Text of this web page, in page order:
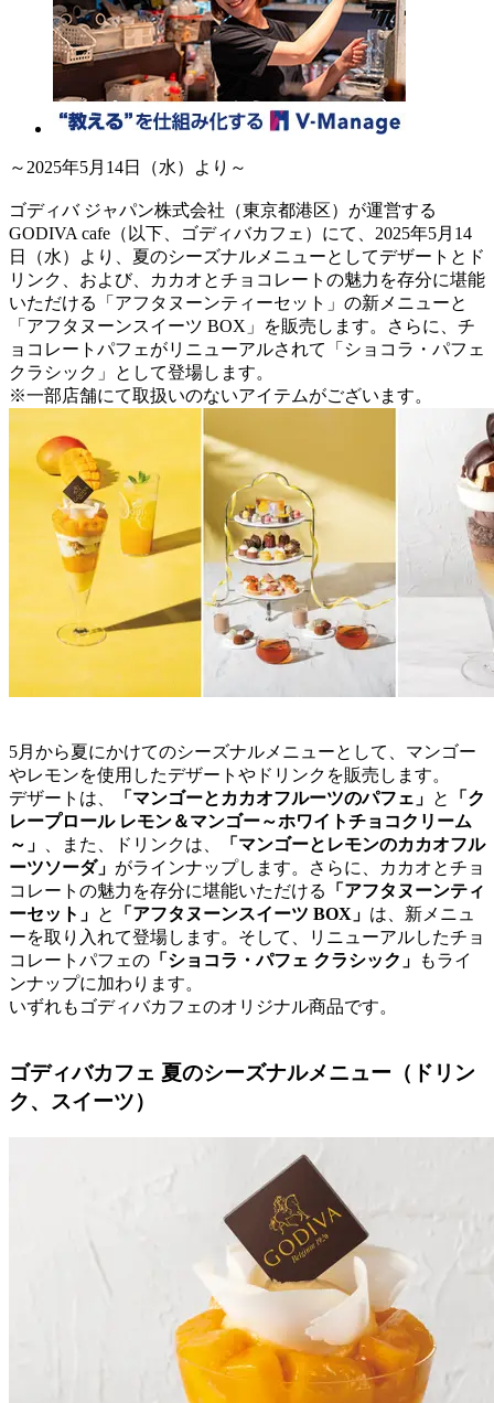
～2025年5月14日（水）より～
ゴディバ ジャパン株式会社（東京都港区）が運営する
GODIVA cafe（以下、ゴディバカフェ）にて、2025年5月14
日（水）より、夏のシーズナルメニューとしてデザートとド
リンク、および、カカオとチョコレートの魅力を存分に堪能
いただける「アフタヌーンティーセット」の新メニューと
「アフタヌーンスイーツ BOX」を販売します。さらに、チ
ョコレートパフェがリニューアルされて「ショコラ・パフェ
クラシック」として登場します。
※一部店舗にて取扱いのないアイテムがございます。
5月から夏にかけてのシーズナルメニューとして、マンゴー
やレモンを使用したデザートやドリンクを販売します。
デザートは、
「マンゴーとカカオフルーツのパフェ」 と
「ク
レープロール レモン＆マンゴー～ホワイトチョコクリーム
～」
、また、ドリンクは、
「マンゴーとレモンのカカオフル
ーツソーダ」 がラインナップします。さらに、カカオとチョ
コレートの魅力を存分に堪能いただける
「アフタヌーンティ
ーセット」 と 「アフタヌーンスイーツ BOX」 は、新メニュ
ーを取り入れて登場します。そして、リニューアルしたチョ
コレートパフェの 「ショコラ・パフェ クラシック」
もライ
ンナップに加わります。
いずれもゴディバカフェのオリジナル商品です。
ゴディバカフェ 夏のシーズナルメニュー（ドリン
ク、スイーツ）